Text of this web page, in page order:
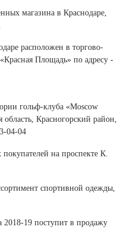
магазина в Краснодаре,
расположен в торгово-
Площадь» по адресу -
гольф-клуба «Moscow
Красногорский район,
04-04
на проспекте К.
спортивной одежды,
2018-19 поступит в продажу